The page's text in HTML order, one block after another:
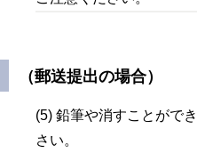
（郵送提出の場合）
(5) 鉛筆や消すことがで
さい。